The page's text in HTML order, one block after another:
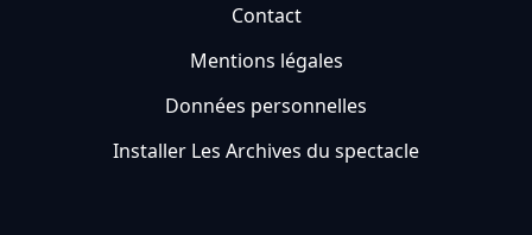
Contact
Mentions légales
Données personnelles
Installer Les Archives du spectacle